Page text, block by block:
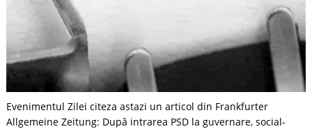
Evenimentul Zilei citeza astazi un articol din Frankfurter
Allgemeine Zeitung: După intrarea PSD la guvernare, social-